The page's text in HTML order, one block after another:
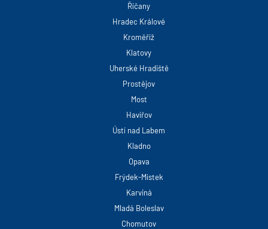
Říčany
Hradec Králové
Kroměříž
Klatovy
Uherské Hradiště
Prostějov
Most
Havířov
Ústí nad Labem
Kladno
Opava
Frýdek-Místek
Karviná
Mladá Boleslav
Chomutov